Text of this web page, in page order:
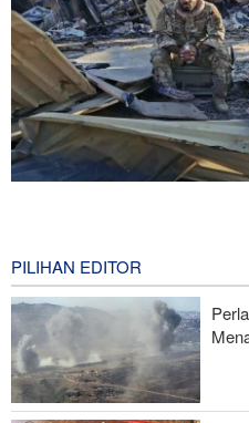
Mantan Menhan AS: Posisi Iran
Presiden Pezeshkian Bertemu
Perundingan antara Pemerintah
PILIHAN EDITOR